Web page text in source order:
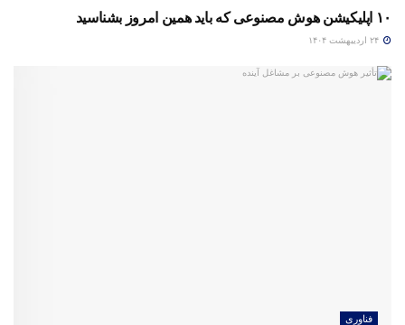
۱۰ اپلیکیشن هوش مصنوعی که باید همین امروز بشناسید
فناوری